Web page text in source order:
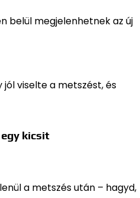
belül megjelenhetnek az új
jól viselte a metszést, és
kicsit
a metszés után – hagyd,